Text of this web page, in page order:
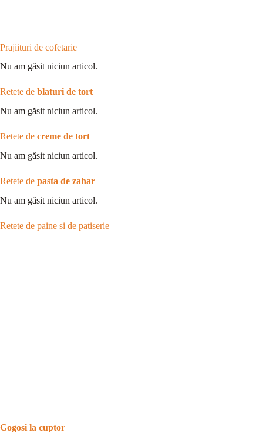
Prajiituri de cofetarie
Nu am găsit niciun articol.
Retete de blaturi de tort
Nu am găsit niciun articol.
Retete de creme de tort
Nu am găsit niciun articol.
Retete de pasta de zahar
Nu am găsit niciun articol.
Retete de paine si de patiserie
Gogosi la cuptor